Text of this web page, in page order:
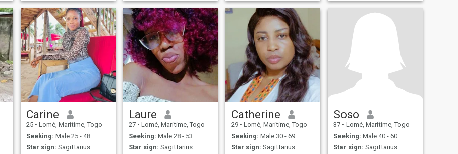
Carine
25 • Lomé, Maritime, Togo
Seeking: Male 25 - 48
Star sign: Sagittarius
Laure
27 • Lomé, Maritime, Togo
Seeking: Male 28 - 53
Star sign: Sagittarius
Catherine
29 • Lomé, Maritime, Togo
Seeking: Male 30 - 69
Star sign: Sagittarius
Soso
37 • Lomé, Maritime, Togo
Seeking: Male 40 - 60
Star sign: Sagittarius